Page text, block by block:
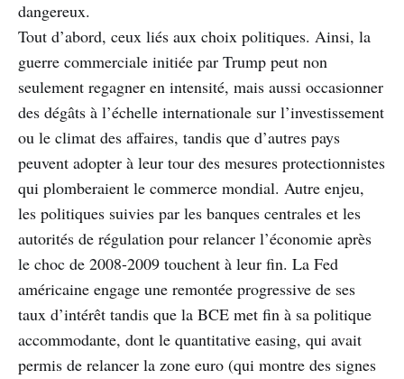
dangereux.
Tout d’abord, ceux liés aux choix politiques. Ainsi, la
guerre commerciale initiée par Trump peut non
seulement regagner en intensité, mais aussi occasionner
des dégâts à l’échelle internationale sur l’investissement
ou le climat des affaires, tandis que d’autres pays
peuvent adopter à leur tour des mesures protectionnistes
qui plomberaient le commerce mondial. Autre enjeu,
les politiques suivies par les banques centrales et les
autorités de régulation pour relancer l’économie après
le choc de 2008-2009 touchent à leur fin. La Fed
américaine engage une remontée progressive de ses
taux d’intérêt tandis que la BCE met fin à sa politique
accommodante, dont le quantitative easing, qui avait
permis de relancer la zone euro (qui montre des signes